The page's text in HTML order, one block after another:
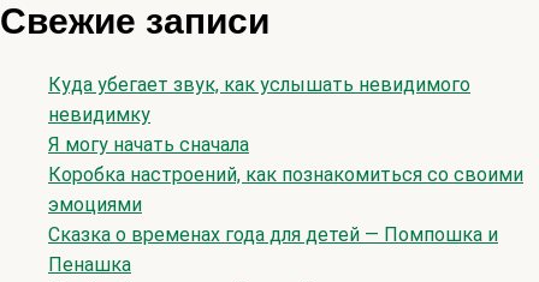
Свежие записи
Куда убегает звук, как услышать невидимого
невидимку
Я могу начать сначала
Коробка настроений, как познакомиться со своими
эмоциями
Сказка о временах года для детей — Помпошка и
Пенашка